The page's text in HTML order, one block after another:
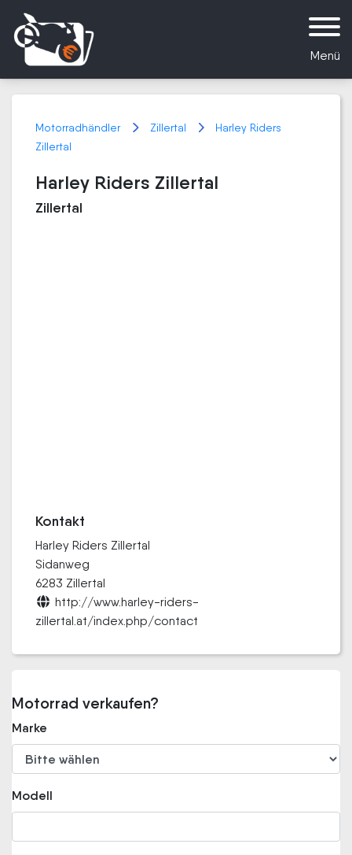
Menü
Motorradhändler Zillertal
Harley Riders
Zillertal
Harley Riders Zillertal
Zillertal
Kontakt
Harley Riders Zillertal
Sidanweg
6283 Zillertal
http://www.harley-riders-
zillertal.at/index.php/contact
Motorrad verkaufen?
Marke
Modell